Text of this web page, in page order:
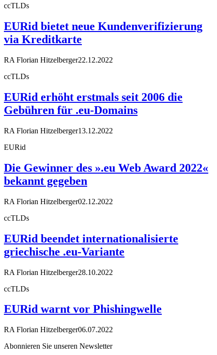
ccTLDs
EURid bietet neue Kundenverifizierung
via Kreditkarte
RA Florian Hitzelberger22.12.2022
ccTLDs
EURid erhöht erstmals seit 2006 die
Gebühren für .eu-Domains
RA Florian Hitzelberger13.12.2022
EURid
Die Gewinner des ».eu Web Award 2022«
bekannt gegeben
RA Florian Hitzelberger02.12.2022
ccTLDs
EURid beendet internationalisierte
griechische .eu-Variante
RA Florian Hitzelberger28.10.2022
ccTLDs
EURid warnt vor Phishingwelle
RA Florian Hitzelberger06.07.2022
Abonnieren Sie unseren Newsletter